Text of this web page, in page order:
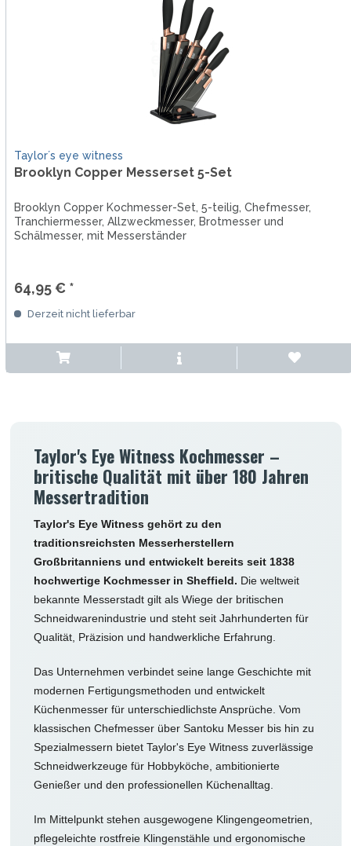
Taylor´s eye witness
Brooklyn Copper Messerset 5-Set
Brooklyn Copper Kochmesser-Set, 5-teilig, Chefmesser,
Tranchiermesser, Allzweckmesser, Brotmesser und
Schälmesser, mit Messerständer
64,95 € *
Derzeit nicht lieferbar
Taylor's Eye Witness Kochmesser –
britische Qualität mit über 180 Jahren
Messertradition
Taylor's Eye Witness gehört zu den
traditionsreichsten Messerherstellern
Großbritanniens und entwickelt bereits seit 1838
hochwertige Kochmesser in Sheffield. Die weltweit
bekannte Messerstadt gilt als Wiege der britischen
Schneidwarenindustrie und steht seit Jahrhunderten für
Qualität, Präzision und handwerkliche Erfahrung.
Das Unternehmen verbindet seine lange Geschichte mit
modernen Fertigungsmethoden und entwickelt
Küchenmesser für unterschiedlichste Ansprüche. Vom
klassischen Chefmesser über Santoku Messer bis hin zu
Spezialmessern bietet Taylor's Eye Witness zuverlässige
Schneidwerkzeuge für Hobbyköche, ambitionierte
Genießer und den professionellen Küchenalltag.
Im Mittelpunkt stehen ausgewogene Klingengeometrien,
pflegeleichte rostfreie Klingenstähle und ergonomische